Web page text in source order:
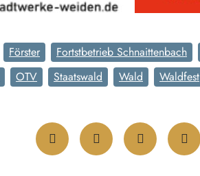
Förster Fortstbetrieb Schnaittenbach
OTV Staatswald Wald Waldfest